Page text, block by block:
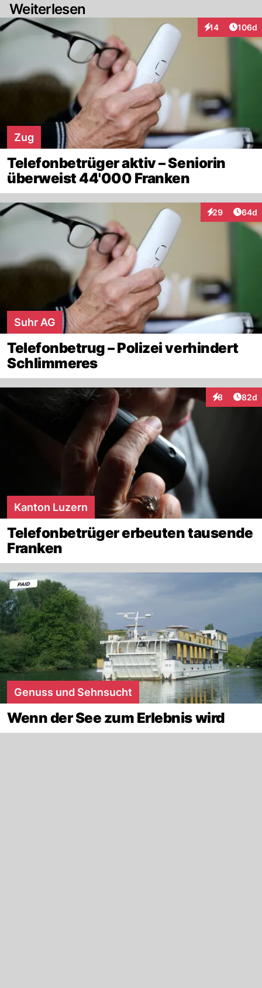
Weiterlesen
14
Interaktionen
106d
Zug
Telefonbetrüger aktiv – Seniorin
überweist 44'000 Franken
29
Interaktionen
64d
Suhr AG
Telefonbetrug – Polizei verhindert
Schlimmeres
8
Interaktionen
82d
Kanton Luzern
Telefonbetrüger erbeuten tausende
Franken
Genuss und Sehnsucht
Wenn der See zum Erlebnis wird